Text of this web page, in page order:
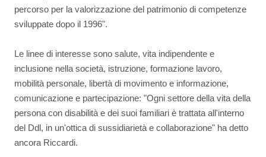
percorso per la valorizzazione del patrimonio di competenze
sviluppate dopo il 1996".
Le linee di interesse sono salute, vita indipendente e
inclusione nella società, istruzione, formazione lavoro,
mobilità personale, libertà di movimento e informazione,
comunicazione e partecipazione: "Ogni settore della vita della
persona con disabilità e dei suoi familiari è trattata all'interno
del Ddl, in un'ottica di sussidiarietà e collaborazione" ha detto
ancora Riccardi.